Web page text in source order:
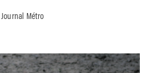
Métro